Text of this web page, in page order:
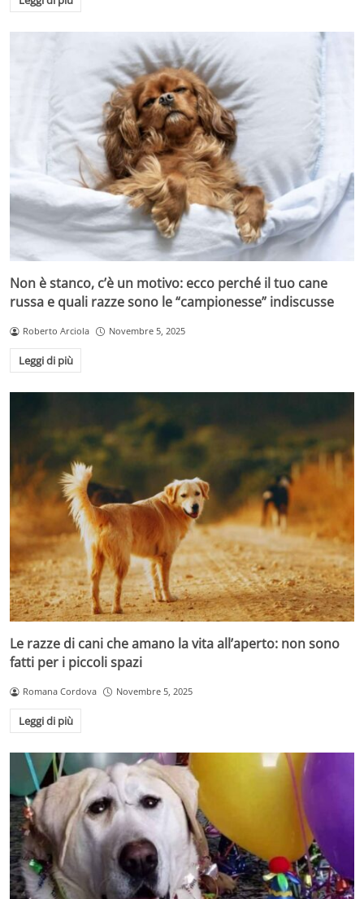
Non è stanco, c’è un motivo: ecco perché il tuo cane
russa e quali razze sono le “campionesse” indiscusse
Roberto Arciola Novembre 5, 2025
Leggi di più
Le razze di cani che amano la vita all’aperto: non sono
fatti per i piccoli spazi
Romana Cordova Novembre 5, 2025
Leggi di più